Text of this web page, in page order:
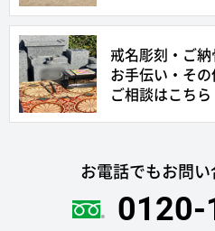
戒名彫刻・ご
お手伝い・そ
ご相談はこちら
お電話でもお問
0120-